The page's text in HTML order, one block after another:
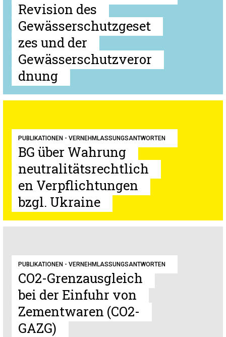
Revision des
Gewässerschutzgeset
zes und der
Gewässerschutzveror
dnung
PUBLIKATIONEN - VERNEHMLASSUNGSANTWORTEN
BG über Wahrung
neutralitätsrechtlich
en Verpflichtungen
bzgl. Ukraine
PUBLIKATIONEN - VERNEHMLASSUNGSANTWORTEN
CO2-Grenzausgleich
bei der Einfuhr von
Zementwaren (CO2-
GAZG)